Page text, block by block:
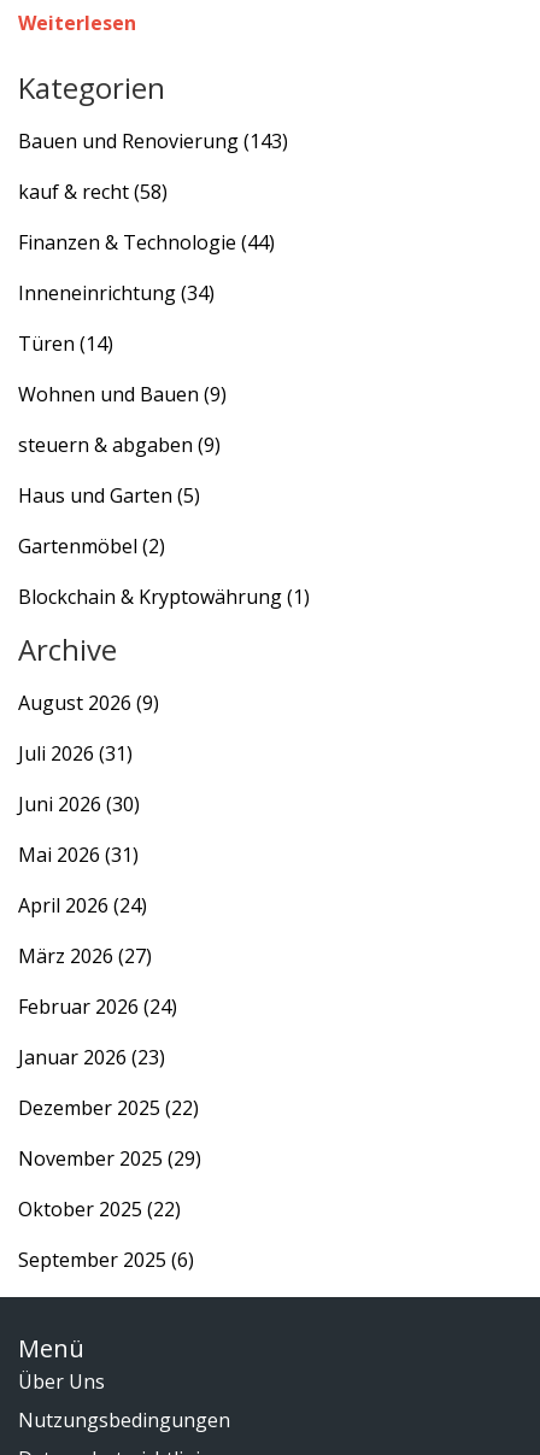
Weiterlesen
Kategorien
Bauen und Renovierung(143)
kauf & recht(58)
Finanzen & Technologie (44)
Inneneinrichtung(34)
Türen (14)
Wohnen und Bauen (9)
steuern & abgaben (9)
Haus und Garten (5)
Gartenmöbel (2)
Blockchain & Kryptowährung(1)
Archive
August 2026 (9)
Juli 2026 (31)
Juni 2026 (30)
Mai 2026 (31)
April 2026 (24)
März 2026 (27)
Februar 2026 (24)
Januar 2026 (23)
Dezember 2025 (22)
November 2025 (29)
Oktober 2025 (22)
September 2025 (6)
Menü
Über Uns
Nutzungsbedingungen